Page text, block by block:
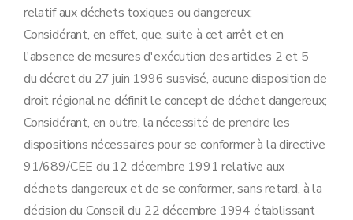
relatif aux déchets toxiques ou dangereux;
Considérant, en effet, que, suite à cet arrêt et en
l'absence de mesures d'exécution des articles 2 et 5
du décret du 27 juin 1996 susvisé, aucune disposition de
droit régional ne définit le concept de déchet dangereux;
Considérant, en outre, la nécessité de prendre les
dispositions nécessaires pour se conformer à la directive
91/689/CEE du 12 décembre 1991 relative aux
déchets dangereux et de se conformer, sans retard, à la
décision du Conseil du 22 décembre 1994 établissant